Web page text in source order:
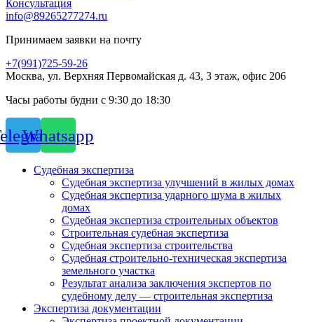
Консультация
info@89265277274.ru
Принимаем заявки на почту
+7(991)725-59-26
Москва, ул. Верхняя Первомайская д. 43, 3 этаж, офис 206
Часы работы будни с 9:30 до 18:30
Whatsapp
Судебная экспертиза
Судебная экспертиза улучшений в жилых домах
Судебная экспертиза ударного шума в жилых
домах
Судебная экспертиза строительных объектов
Строительная судебная экспертиза
Судебная экспертиза строительства
Судебная строительно-техническая экспертиза
земельного участка
Результат анализа заключения экспертов по
судебному делу — строительная экспертиза
Экспертиза документации